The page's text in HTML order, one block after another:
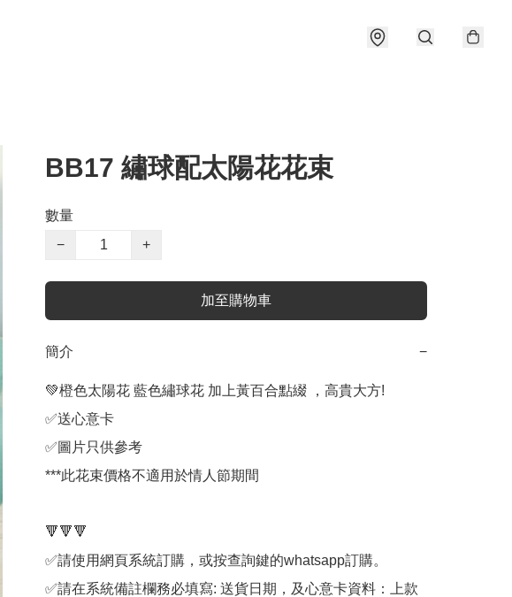
BB17 繡球配太陽花花束
數量
−
+
加至購物車
簡介 −
💚橙色太陽花 藍色繡球花 加上黃百合點綴 ，高貴大方!
✅送心意卡
✅圖片只供參考
***此花束價格不適用於情人節期間
🔻🔻🔻
✅請使用網頁系統訂購，或按查詢鍵的whatsapp訂購。
✅請在系統備註欄務必填寫: 送貨日期，及心意卡資料：上款